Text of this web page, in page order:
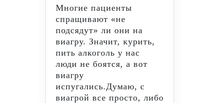
Многие пациенты
спращивают «не
подсядут» ли они на
виагру. Значит, курить,
пить алкоголь у нас
люди не боятся, а вот
виагру
испугались.Думаю, с
виагрой все просто, либо